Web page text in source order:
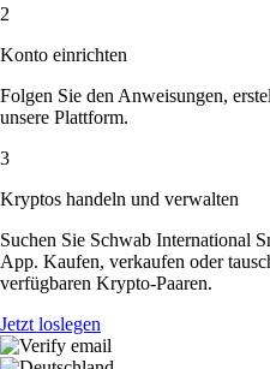
2
Konto einrichten
Folgen Sie den Anweisungen,
unsere Plattform.
3
Kryptos handeln und verwalten
Suchen Sie Schwab International
App. Kaufen, verkaufen oder
verfügbaren Krypto-Paaren.
Jetzt loslegen